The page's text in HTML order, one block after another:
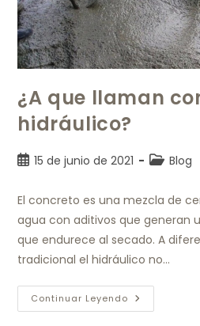
¿A que llaman
hidráulico?
15 de junio de 2021 Blog
El concreto es una mezcla de
agua con aditivos que generan
que endurece al secado. A
tradicional el hidráulico no…
Continuar Leyendo